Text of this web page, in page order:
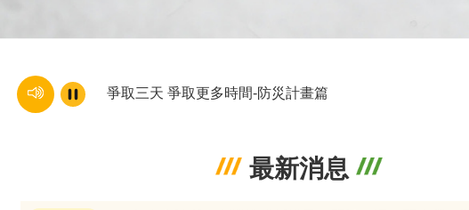
爭取三天 爭取更多時間-防災計畫篇
最新消息